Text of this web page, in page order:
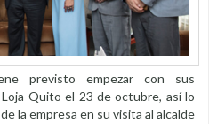
previsto empezar con sus
Quito el 23 de octubre, así lo
la empresa en su visita al alcalde